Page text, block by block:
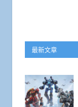
最新文章